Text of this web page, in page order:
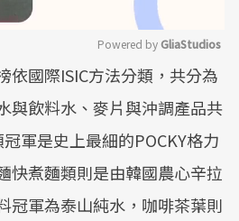
Mute
Powered by GliaStudios
依國際ISIC方法分類，共分為
與飲料水、麥片與沖調產品共
軍是史上最細的POCKY格力
快煮麵類則是由韓國農心辛拉
冠軍為泰山純水，咖啡茶葉則